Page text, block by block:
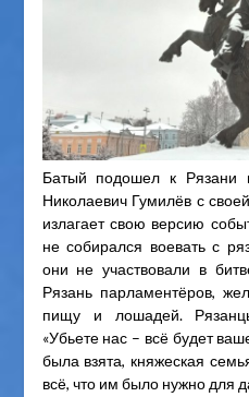
Батый подошел к Рязани
Николаевич Гумилёв с
излагает свою версию
не собирался воевать с
они не участвовали в
Рязань парламентёров,
пищу и лошадей.
«Убьете нас – всё будет
была взята, княжеская
всё, что им было нужно для